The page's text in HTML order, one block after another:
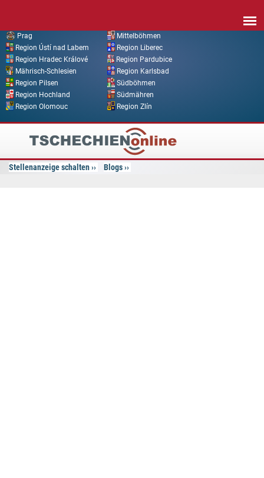
Prag
Mittelböhmen
Region Ústí nad Labem
Region Liberec
Region Hradec Králové
Region Pardubice
Mährisch-Schlesien
Region Karlsbad
Region Pilsen
Südböhmen
Region Hochland
Südmähren
Region Olomouc
Region Zlín
Tschechien
Online
Stellenanzeige schalten Blogs